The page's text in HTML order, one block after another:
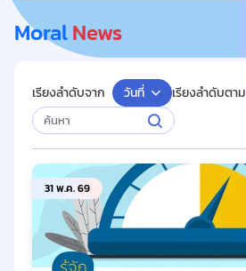
MoralNews
เรียงลำดับจาก วันที่ เรียงลำดับตาม
31 พ.ค. 69